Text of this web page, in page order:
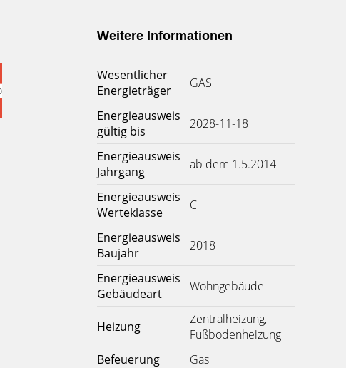
Weitere Informationen
Wesentlicher
Energieträger
GAS
Energieausweis
gültig bis
2028-11-18
Energieausweis
Jahrgang
ab dem 1.5.2014
Energieausweis
Werteklasse
C
Energieausweis
Baujahr
2018
Energieausweis
Gebäudeart
Wohngebäude
Heizung
Zentralheizung,
Fußbodenheizung
Befeuerung
Gas